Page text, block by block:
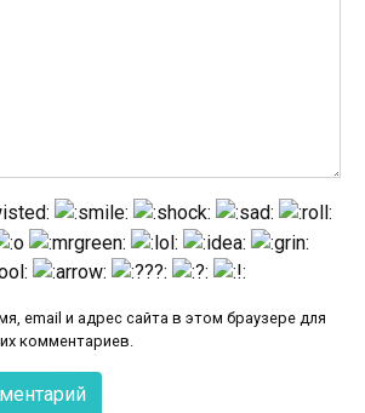
email и адрес сайта в этом браузере для
комментариев.